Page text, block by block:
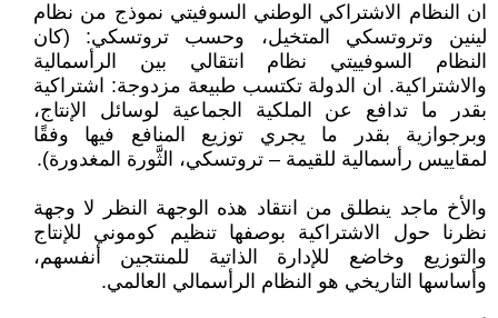
ان النظام الاشتراكي الوطني السوفيتي نموذج من نظام
لينين وتروتسكي المتخيل، وحسب تروتسكي: (كان
النظام السوفييتي نظام انتقالي بين الرأسمالية
والاشتراكية. ان الدولة تكتسب طبيعة مزدوجة: اشتراكية
بقدر ما تدافع عن الملكية الجماعية لوسائل الإنتاج،
وبرجوازية بقدر ما يجري توزيع المنافع فيها وفقًا
لمقاييس رأسمالية للقيمة – تروتسكي، الثَّورة المغدورة).
والأخ ماجد ينطلق من انتقاد هذه الوجهة النظر لا وجهة
نظرنا حول الاشتراكية بوصفها تنظيم كوموني للإنتاج
والتوزيع وخاضع للإدارة الذاتية للمنتجين أنفسهم،
وأساسها التاريخي هو النظام الرأسمالي العالمي.